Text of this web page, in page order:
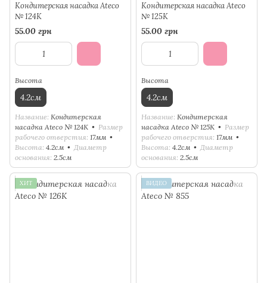
Кондитерская насадка Ateco
№ 124К
55.00 грн
Высота
4.2см
Название Кондитерская
насадка Ateco № 124К
Размер
рабочего отверстия 17мм
Высота 4.2см
Диаметр
основания 2.5см
Кондитерская насадка Ateco
№ 125К
55.00 грн
Высота
4.2см
Название Кондитерская
насадка Ateco № 125К
Размер
рабочего отверстия 17мм
Высота 4.2см
Диаметр
основания 2.5см
ХИТ ВИДЕО